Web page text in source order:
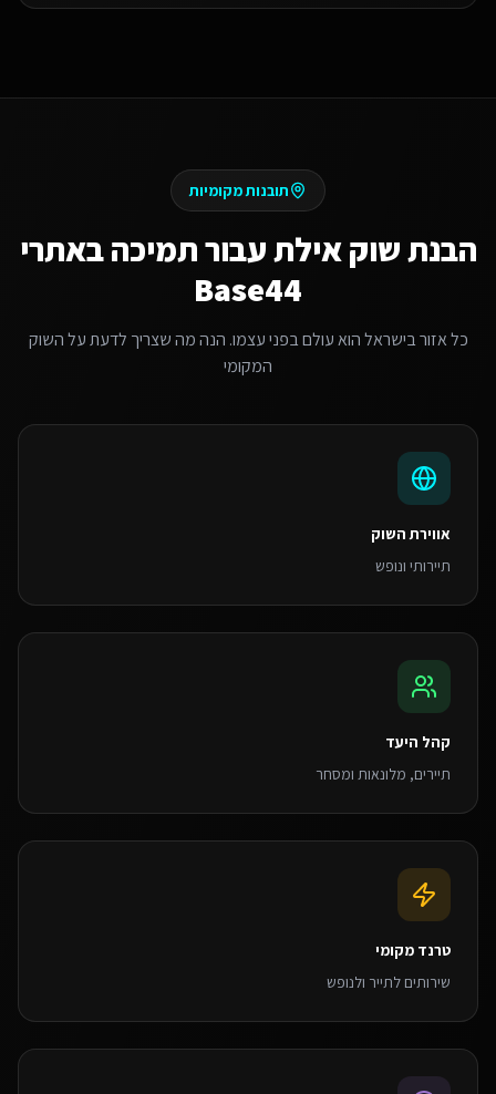
תובנות מקומיות
הבנת שוקאילתעבורתמיכה באתרי
Base44
כל אזור בישראל הוא עולם בפני עצמו. הנה מה שצריך לדעת על השוק
המקומי
אווירת השוק
תיירותי ונופש
קהל היעד
תיירים, מלונאות ומסחר
טרנד מקומי
שירותים לתייר ולנופש